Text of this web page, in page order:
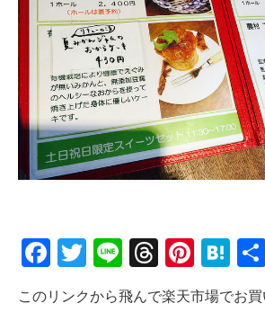
Facebook
Twitter
LineThreads
このリンクから飛んで楽天市場でお買